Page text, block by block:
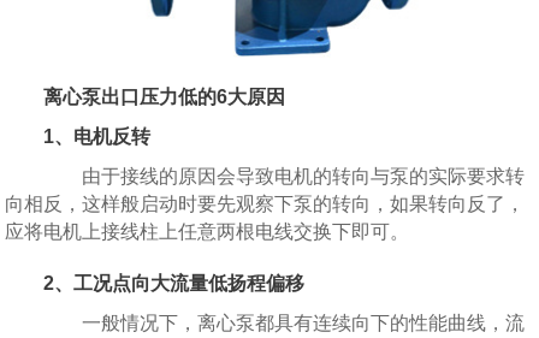
离心泵出口压力低的6大原因
1、电机反转
由于接线的原因会导致电机的转向与泵的实际要求转
向相反，这样般启动时要先观察下泵的转向，如果转向反了，
应将电机上接线柱上任意两根电线交换下即可。
2、工况点向大流量低扬程偏移
一般情况下，离心泵都具有连续向下的性能曲线，流